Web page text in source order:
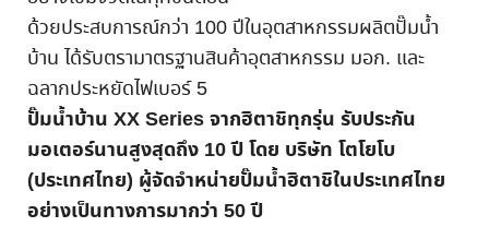
ด้วยประสบการณ์กว่า 100 ปีในอุตสาหกรรมผลิตปั๊มน้ำ
บ้าน ได้รับตรามาตรฐานสินค้าอุตสาหกรรม มอก. และ
ฉลากประหยัดไฟเบอร์ 5
ปั๊มน้ำบ้าน XX Series จากฮิตาชิทุกรุ่น รับประกัน
มอเตอร์นานสูงสุดถึง 10 ปี โดย บริษัท โตโยโบ
(ประเทศไทย) ผู้จัดจำหน่ายปั๊มน้ำฮิตาชิในประเทศไทย
อย่างเป็นทางการมากว่า 50 ปี